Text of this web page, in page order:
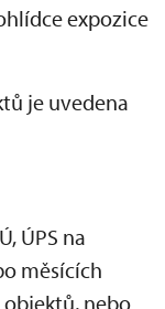
expozice
je uvedena
ÚPS na
měsících
nebo